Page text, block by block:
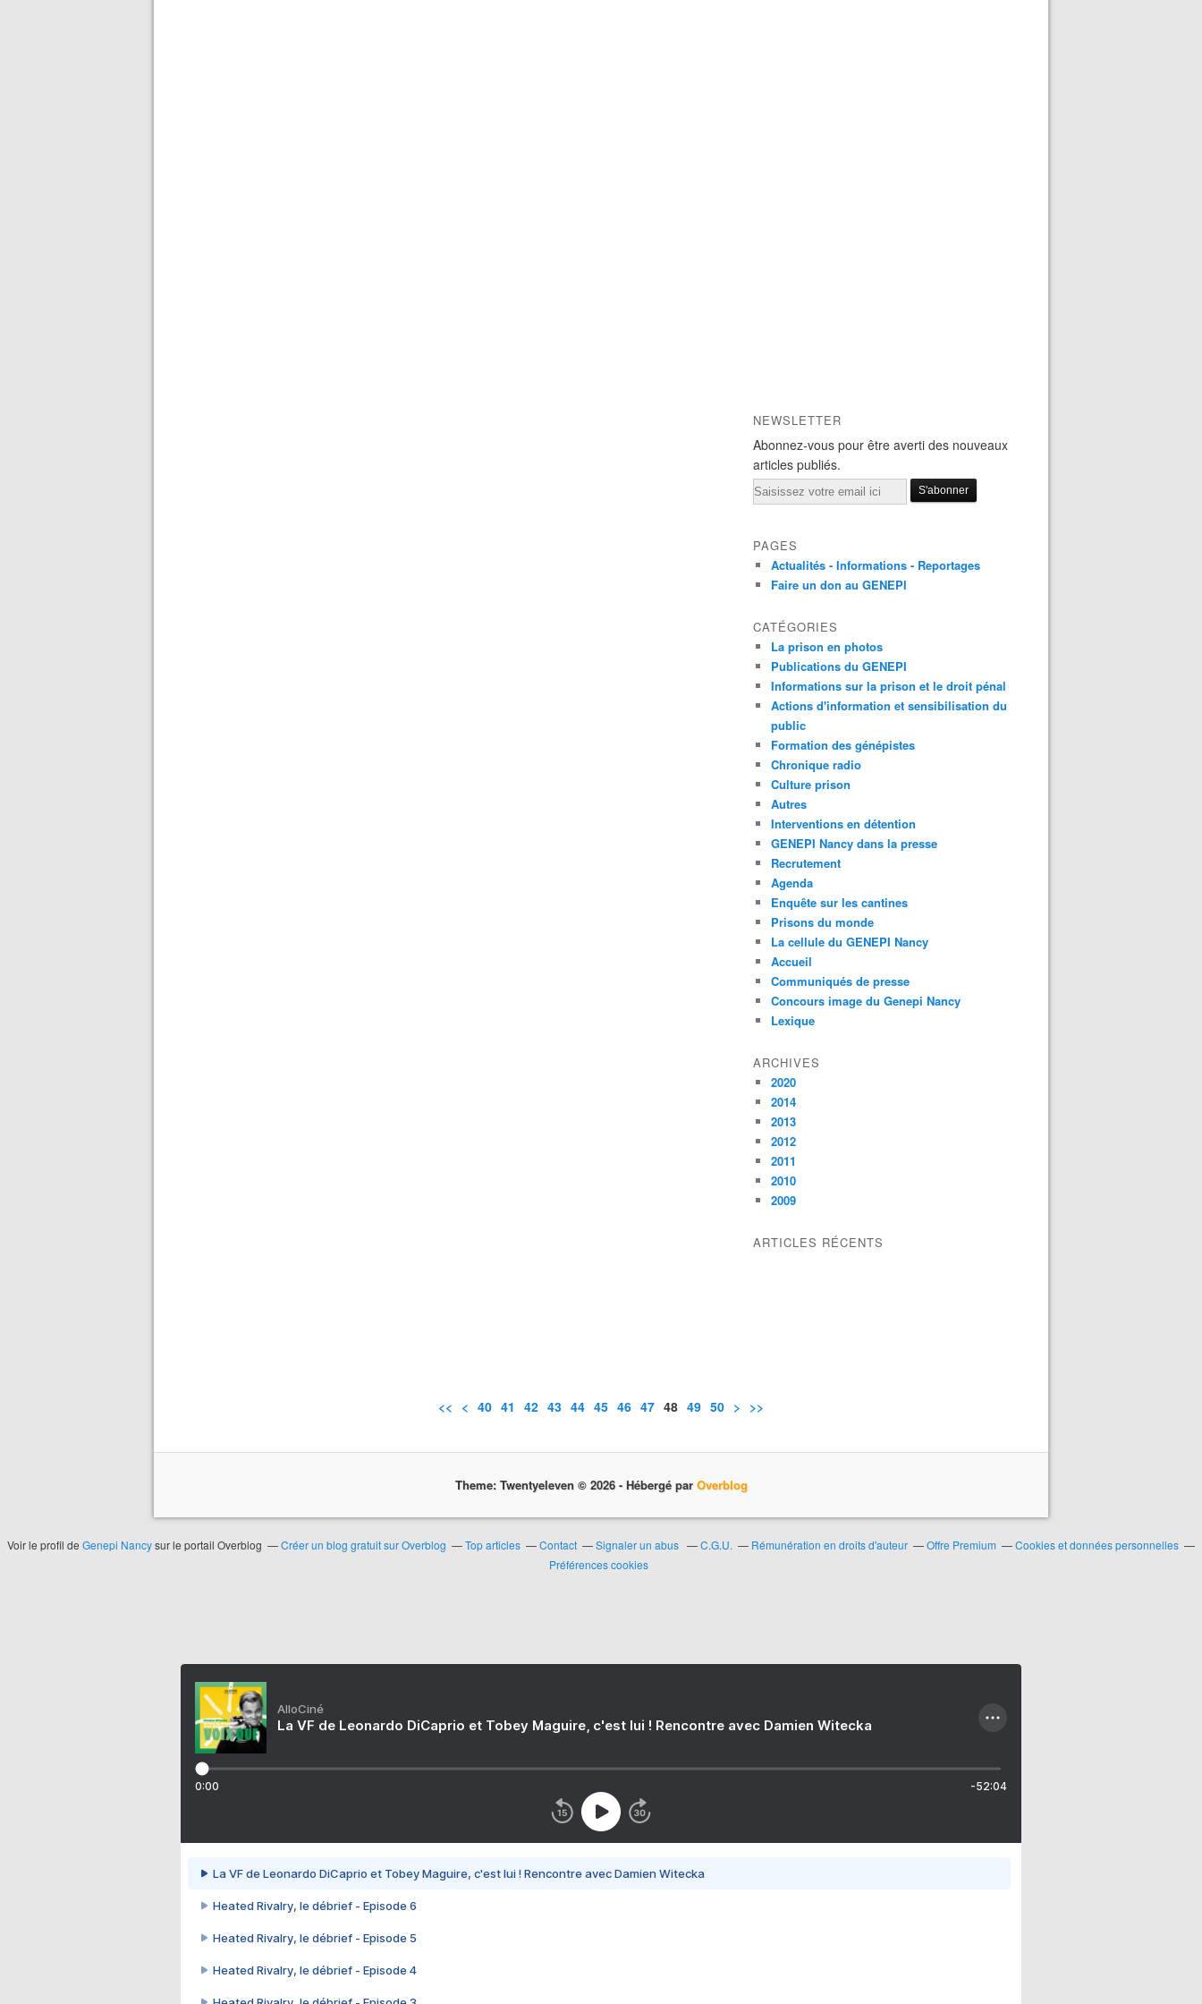
NEWSLETTER
Abonnez-vous pour être averti des nouveaux
articles publiés.
Email
PAGES
Actualités - Informations - Reportages
Faire un don au GENEPI
CATÉGORIES
La prison en photos
Publications du GENEPI
Informations sur la prison et le droit pénal
Actions d'information et sensibilisation du
public
Formation des génépistes
Chronique radio
Culture prison
Autres
Interventions en détention
GENEPI Nancy dans la presse
Recrutement
Agenda
Enquête sur les cantines
Prisons du monde
La cellule du GENEPI Nancy
Accueil
Communiqués de presse
Concours image du Genepi Nancy
Lexique
ARCHIVES
2020
2014
2013
2012
2011
2010
2009
ARTICLES RÉCENTS
<< < 10
20
30
40 41 42 43 44 45 46 47 48 49 50 60
70
80
> >>
Theme: Twentyeleven © 2026 - Hébergé par Overblog
Voir le profil de Genepi Nancysur le portail Overblog Créer un blog gratuit sur Overblog Top articles Contact Signaler un abus C.G.U. Rémunération en droits d'auteur Offre Premium
Cookies et données personnelles
Préférences cookies
AlloCiné
La VF de Leonardo DiCaprio et Tobey Maguire, c'est lui ! Rencontre avec Damien Witecka
0:00 -52:04
La VF de Leonardo DiCaprio et Tobey Maguire, c'est lui ! Rencontre avec Damien Witecka
Heated Rivalry, le débrief - Episode 6
Heated Rivalry, le débrief - Episode 5
Heated Rivalry, le débrief - Episode 4